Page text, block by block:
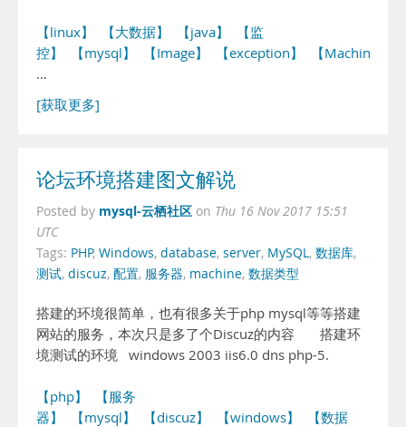
【linux】 【大数据】 【java】
【监
控】
【mysql】 【Image】 【exception】
【Machine】
…
[获取更多]
论坛环境搭建图文解说
Posted by mysql-云栖社区 on Thu 16 Nov 2017 15:51
UTC
Tags: PHP, Windows, database, server, MySQL, 数据库,
测试, discuz, 配置, 服务器, machine, 数据类型
搭建的环境很简单，也有很多关于php mysql等等搭建
网站的服务，本次只是多了个Discuz的内容 搭建环
境测试的环境 windows 2003 iis6.0 dns php-5.
【php】
【服务
器】
【mysql】 【discuz】 【windows】
【数据